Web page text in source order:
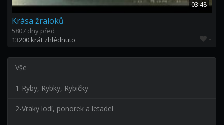
03:48
Krása žraloků
5807 dny před
13200 krát zhlédnuto
-
Vše
1-Ryby, Rybky, Rybičky
2-Vraky lodí, ponorek a letadel